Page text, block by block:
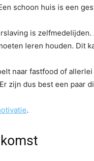
schoon huis is een
is
leren houden. Dit
naar fastfood of
zijn dus best een paar
.